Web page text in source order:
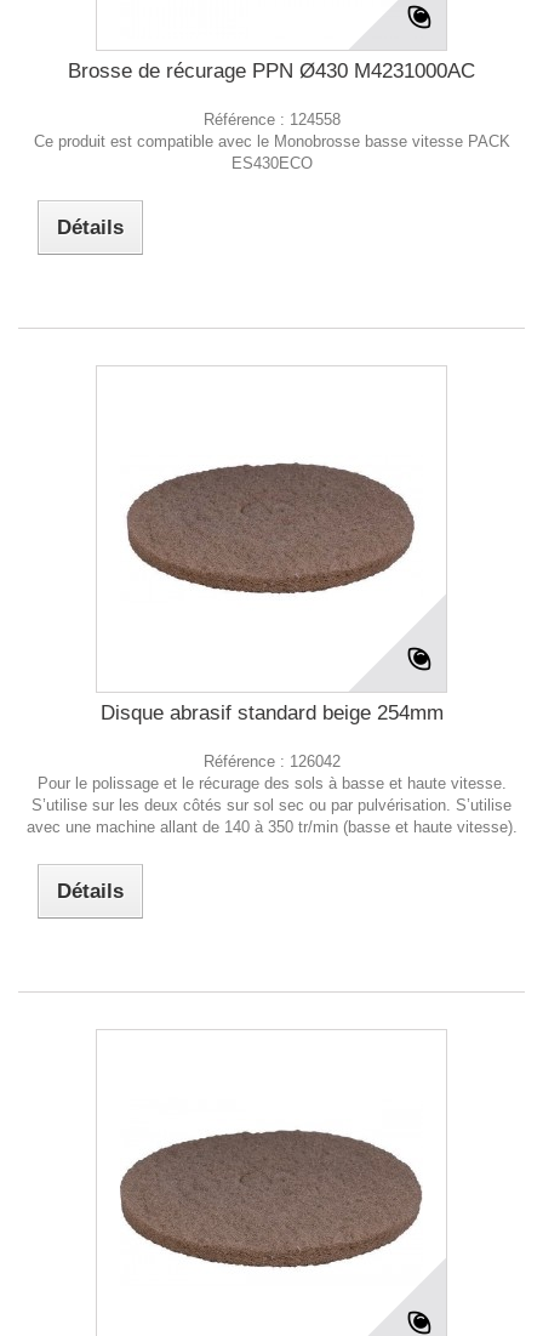
Brosse de récurage PPN Ø430 M4231000AC
Référence : 124558
Ce produit est compatible avec le Monobrosse basse vitesse PACK
ES430ECO
Détails
Disque abrasif standard beige 254mm
Référence : 126042
Pour le polissage et le récurage des sols à basse et haute vitesse.
S’utilise sur les deux côtés sur sol sec ou par pulvérisation. S’utilise
avec une machine allant de 140 à 350 tr/min (basse et haute vitesse).
Détails